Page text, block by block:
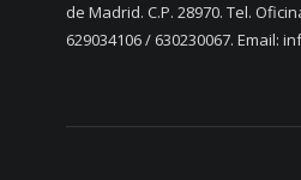
de Madrid. C.P. 28970. Tel.
629034106 / 630230067. Email: